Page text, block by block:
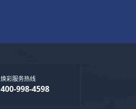
焕彩服务热线
400-998-4598